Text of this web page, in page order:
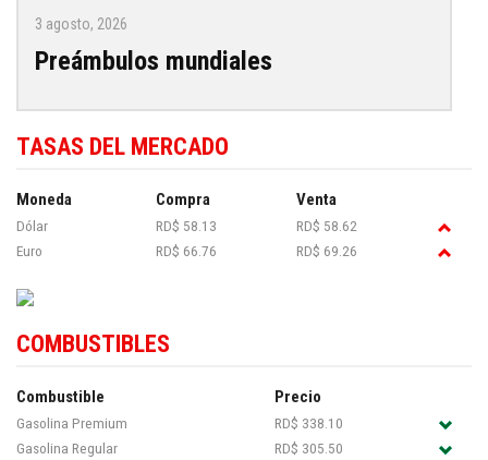
3 agosto, 2026
Preámbulos mundiales
TASAS DEL MERCADO
Moneda Compra Venta
Dólar RD$ 58.13
RD$ 58.62
Euro
RD$ 66.76 RD$ 69.26
COMBUSTIBLES
Combustible Precio
Gasolina Premium
RD$ 338.10
Gasolina Regular
RD$ 305.50